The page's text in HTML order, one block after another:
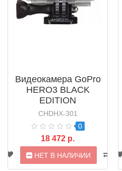
Видеокамера GoPro
HERO3 BLACK
EDITION
CHDHX-301
0
18 472 р.
НЕТ В НАЛИЧИИ